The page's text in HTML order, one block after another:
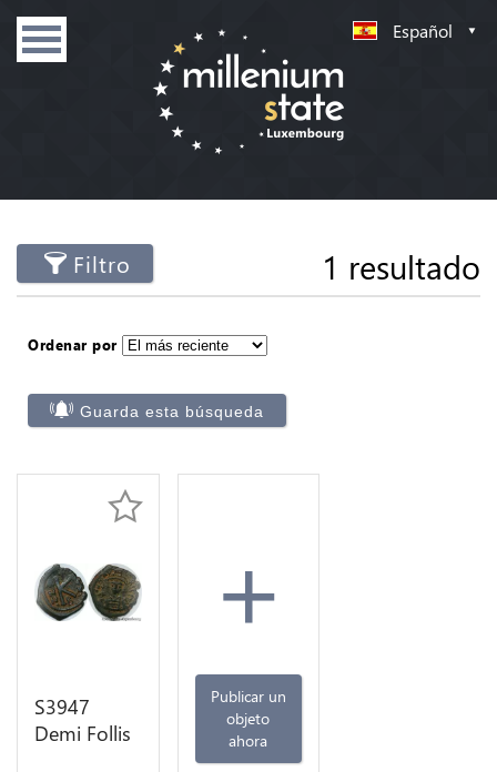
Español
Filtro 1 resultado
Ordenar por
Guarda esta búsqueda
S3947
Demi Follis
+
Publicar un
objeto
ahora